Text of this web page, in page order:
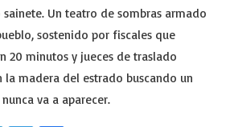
Un teatro de sombras armado
sostenido por fiscales que
20 minutos y jueces de traslado
la madera del estrado buscando un
va a aparecer.